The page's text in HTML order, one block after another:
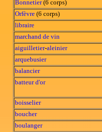
Bonnetier(6 corps)
Orfèvre (6 corps)
libraire
marchand de vin
aiguilletier-aleinier
arquebusier
balancier
batteur d'or
boisselier
boucher
boulanger